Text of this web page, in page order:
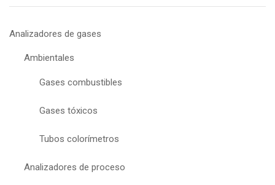
Analizadores de gases
Ambientales
Gases combustibles
Gases tóxicos
Tubos colorímetros
Analizadores de proceso